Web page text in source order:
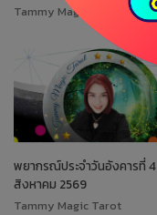
Tammy Magic Tarot
พยากรณ์ประจำวันอังคารที่ 4
สิงหาคม 2569
Tammy Magic Tarot